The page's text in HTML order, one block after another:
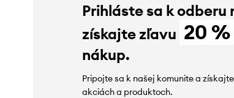
Prihláste sa k odberu
získajte zľavu 20 %
nákup.
Pripojte sa k našej komunite a
akciách a produktoch.